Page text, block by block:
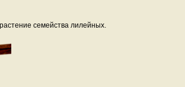
семейства лилейных.